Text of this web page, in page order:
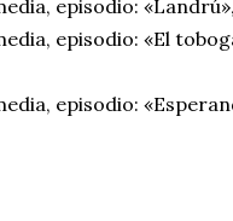
episodio:
episodio: «El
episodio: